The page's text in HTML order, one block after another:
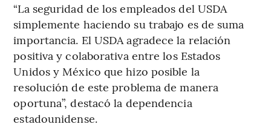
“La seguridad de los empleados del USDA
simplemente haciendo su trabajo es de suma
importancia. El USDA agradece la relación
positiva y colaborativa entre los Estados
Unidos y México que hizo posible la
resolución de este problema de manera
oportuna”, destacó la dependencia
estadounidense.